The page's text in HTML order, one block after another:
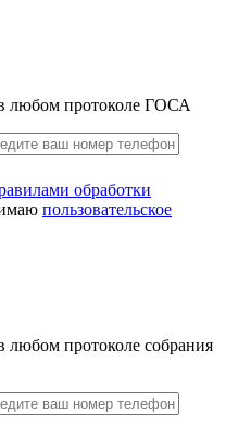
любом протоколе ГОСА
обработки
пользовательское
любом протоколе собрания